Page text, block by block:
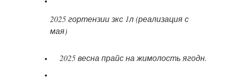
2025 гортензии зкс 1л (реализация с
мая)
2025 весна прайс на жимолость ягодн.